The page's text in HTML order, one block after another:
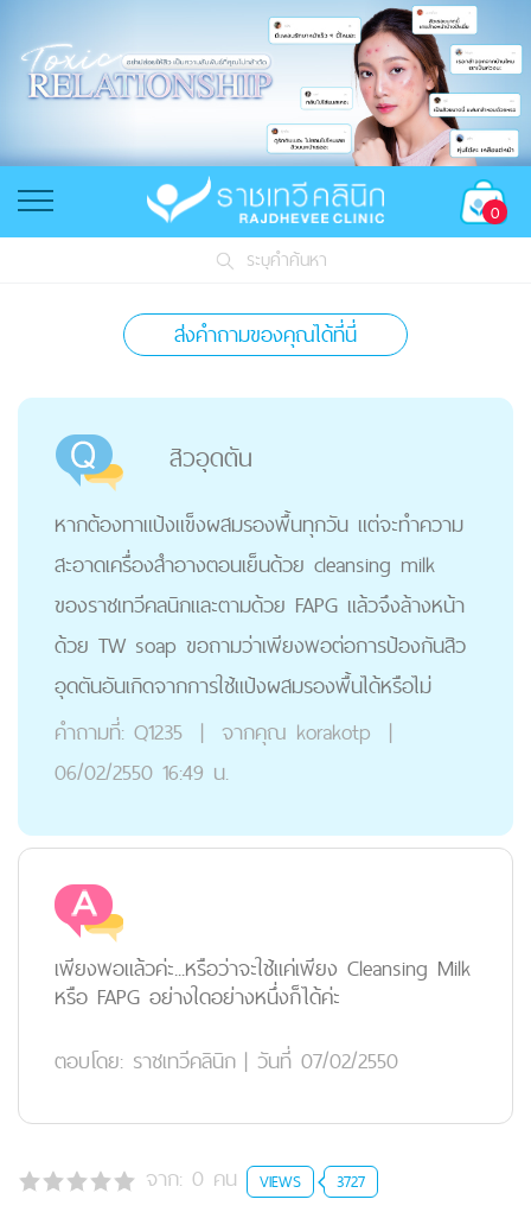
0
ระบุคำค้นหา
ส่งคำถามของคุณได้ที่นี่
สิวอุดตัน
หากต้องทาแป้งแข็งผสมรองพื้นทุกวัน แต่จะทำความ
สะอาดเครื่องสำอางตอนเย็นด้วย cleansing milk
ของราชเทวีคลนิกและตามด้วย FAPG แล้วจึงล้างหน้า
ด้วย TW soap ขอถามว่าเพียงพอต่อการป้องกันสิว
อุดตันอันเกิดจากการใช้แป้งผสมรองพื้นได้หรือไม่
คำถามที่: Q1235 | จากคุณ korakotp |
06/02/2550 16:49 น.
เพียงพอแล้วค่ะ...หรือว่าจะใช้แค่เพียง Cleansing Milk
หรือ FAPG อย่างใดอย่างหนึ่งก็ได้ค่ะ
ตอบโดย: ราชเทวีคลินิก | วันที่ 07/02/2550
จาก: 0 คน VIEWS 3727